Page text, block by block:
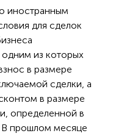
иностранным
для сделок
из которых
в размере
сделки, а
в размере
определенной в
В прошлом месяце